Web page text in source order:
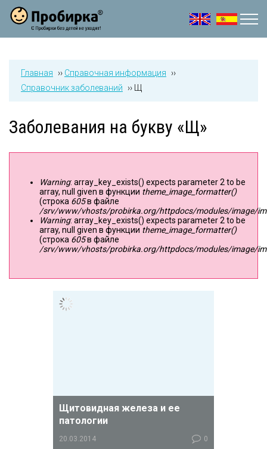
Jump to navigation
Главная ›› Справочная информация
››
Справочник заболеваний
››
Заболевания на букву «Щ»
Сообщение об ошибке
Warning: array_key_exists() expects parameter 2 to be
array, null given в функции theme_image_formatter()
(строка 605в файле
/srv/www/vhosts/probirka.org/httpdocs/modules/image/
Warning: array_key_exists() expects parameter 2 to be
array, null given в функции theme_image_formatter()
(строка 605в файле
/srv/www/vhosts/probirka.org/httpdocs/modules/image/
Щитовидная железа и ее
патологии
20.03.2014 0